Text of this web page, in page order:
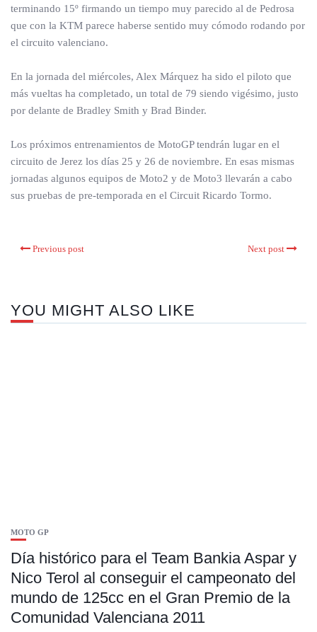
terminando 15º firmando un tiempo muy parecido al de Pedrosa
que con la KTM parece haberse sentido muy cómodo rodando por
el circuito valenciano.
En la jornada del miércoles, Alex Márquez ha sido el piloto que
más vueltas ha completado, un total de 79 siendo vigésimo, justo
por delante de Bradley Smith y Brad Binder.
Los próximos entrenamientos de MotoGP tendrán lugar en el
circuito de Jerez los días 25 y 26 de noviembre. En esas mismas
jornadas algunos equipos de Moto2 y de Moto3 llevarán a cabo
sus pruebas de pre-temporada en el Circuit Ricardo Tormo.
Previous post Next post
YOU MIGHT ALSO LIKE
MOTO GP
Día histórico para el Team Bankia Aspar y
Nico Terol al conseguir el campeonato del
mundo de 125cc en el Gran Premio de la
Comunidad Valenciana 2011